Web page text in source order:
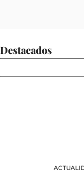
Destacados